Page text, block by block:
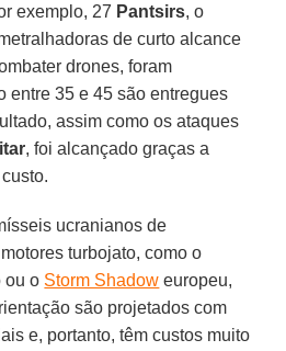
exemplo, 27 Pantsirs, o
de curto alcance
drones, foram
entre 35 e 45 são entregues
assim como os ataques
, foi alcançado graças a
ucranianos de
turbojato, como o
ou o Storm Shadow europeu,
são projetados com
e, portanto, têm custos muito